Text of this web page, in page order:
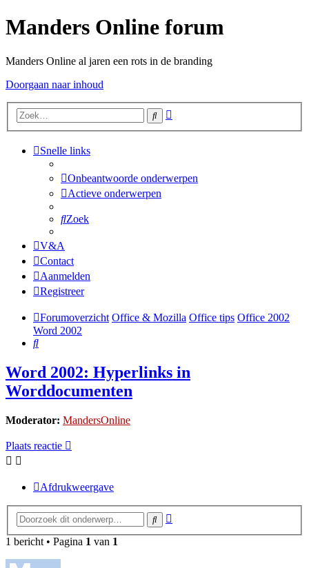
Manders Online forum
Manders Online al jaren een rots in de branding
Doorgaan naar inhoud
Zoek
Snelle links
Onbeantwoorde onderwerpen
Actieve onderwerpen
Zoek
V&A
Contact
Aanmelden
Registreer
Forumoverzicht Office & Mozilla Office tips Office 2002
Word 2002
Zoek
Word 2002: Hyperlinks in
Worddocumenten
Moderator: MandersOnline
Plaats reactie
Afdrukweergave
Zoek
1 bericht • Pagina 1 van 1